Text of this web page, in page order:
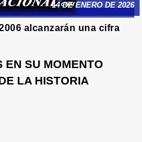
14 DE ENERO DE 2026
alcanzarán una cifra
EN SU MOMENTO
LA HISTORIA